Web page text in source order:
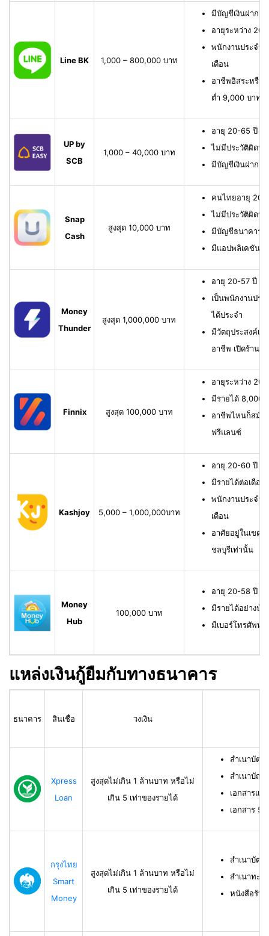
Line BK 1,000 – 800,000 บาท
มีบัญชีเงินฝาก
อายุระหว่าง 20
พนักงานประจำ
เดือน
อาชีพอิสระหรือ
ต่ำ 9,000 บาทต่
UP by
SCB
1,000 – 40,000 บาท
อายุ 20-65 ปี เ
ไม่มีประวัติผิดนั
มีบัญชีเงินฝาก
Snap
Cash
สูงสุด 10,000 บาท
คนไทยอายุ 20-
ไม่มีประวัติผิดนั
มีบัญชีธนาคาร ห
มีแอปพลิเคชัน
Money
Thunder
สูงสุด 1,000,000 บาท
อายุ 20-57 ปี มี
เป็นพนักงานปร
ได้ประจำ
มีวัตถุประสงค์เพื่
อาชีพ เปิดร้าน
Finnix สูงสุด 100,000 บาท
อายุระหว่าง
มีรายได้ 8,000
อาชีพไหนก็สมัค
ฟรีแลนซ์
Kashjoy 5,000 – 1,000,000บาท
อายุ 20-60 ปี มี
มีรายได้ต่อเดือ
พนักงานประจำ
เดือน
อาศัยอยู่ในเขต
ชลบุรีเท่านั้น
Money
Hub
100,000 บาท
อายุ 20-58 ปี มี
มีรายได้อย่างน้
มีเบอร์โทรศัพท์
แหล่งเงินกู้ยืมกับทางธนาคาร
ธนาคาร สินเชื่อ วงเงิน
Xpress
Loan
สูงสุดไม่เกิน 1 ล้านบาท หรือไม่
เกิน 5 เท่าของรายได้
สำเนาบัตร
สำเนาบัญ
เอกสารแส
เอกสาร
กรุงไทย
Smart
Money
สูงสุดไม่เกิน 1 ล้านบาท หรือไม่
เกิน 5 เท่าของรายได้
สำเนาบัตร
สำเนาทะเ
หนังสือรับร